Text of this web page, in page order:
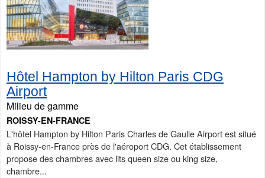
Hôtel Hampton by Hilton Paris CDG
Airport
Milieu de gamme
ROISSY-EN-FRANCE
L'hôtel Hampton by Hilton Paris Charles de Gaulle Airport est situé
à Roissy-en-France près de l'aéroport CDG. Cet établissement
propose des chambres avec lits queen size ou king size,
chambre...